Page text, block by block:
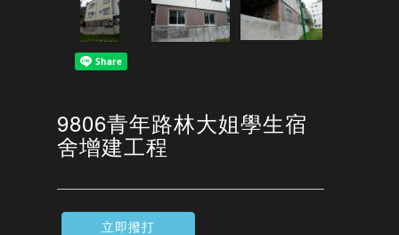
9806青年路林大姐學生宿
舍增建工程
立即撥打